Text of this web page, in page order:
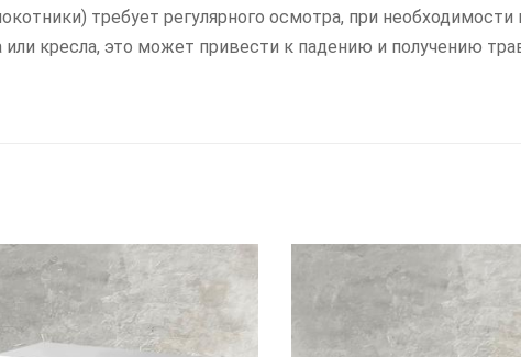
требует регулярного осмотра, при
или кресла, это может привести к падению и получению